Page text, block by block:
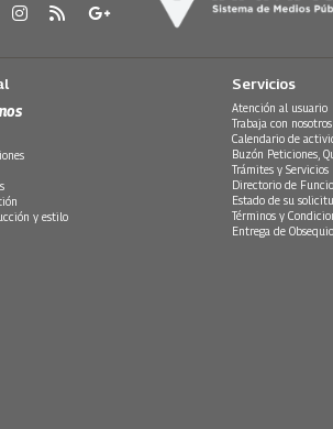
y estilo
Servicios
Atención al usuario
Trabaja con nosotros
Calendario de
Buzón Peticiones,
Trámites y Servicios
Directorio de
Estado de su
Términos y
Entrega de